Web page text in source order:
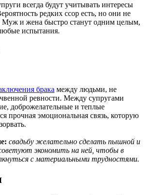
всегда будут учитывать интересы
редких ссор есть, но они не
Муж и жена быстро станут одним целым,
испытания.
брака между людьми, не
ревности. Между супругами
доброжелательные и теплые
прочная эмоциональная связь, которую
свадьбу желательно сделать пышной и
экономить на ней, чтобы в
с материальными трудностями.